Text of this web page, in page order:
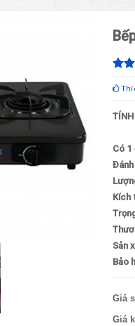
Có 1
Kích
Sản
Bảo
Giá
Giá